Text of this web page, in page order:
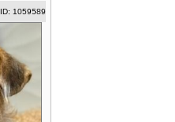
ID: 1059589